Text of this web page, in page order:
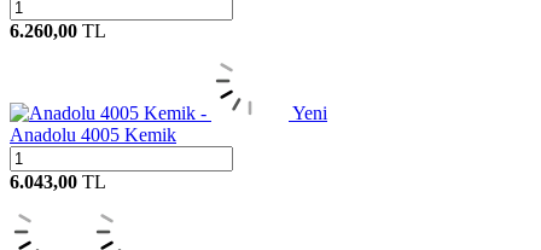
6.260,00 TL
Yeni
Anadolu 4005 Kemik
6.043,00 TL